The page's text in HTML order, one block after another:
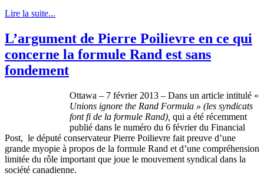
Lire la suite...
L’argument de Pierre Poilievre en ce qui
concerne la formule Rand est sans
fondement
Ottawa – 7 février2013 – Dans un article intitulé «
Unions ignore the Rand Formula » (les syndicats
fontfi de la formule Rand), qui a été récemment
publié dans le numéro du 6 févrierdu Financial
Post, le député conservateurPierre Poilievre fait preuve d’une
grande myopie à propos de la formule Rand et d’une compréhension
limitée du rôle important que joue le mouvement syndical dans la
société canadienne.